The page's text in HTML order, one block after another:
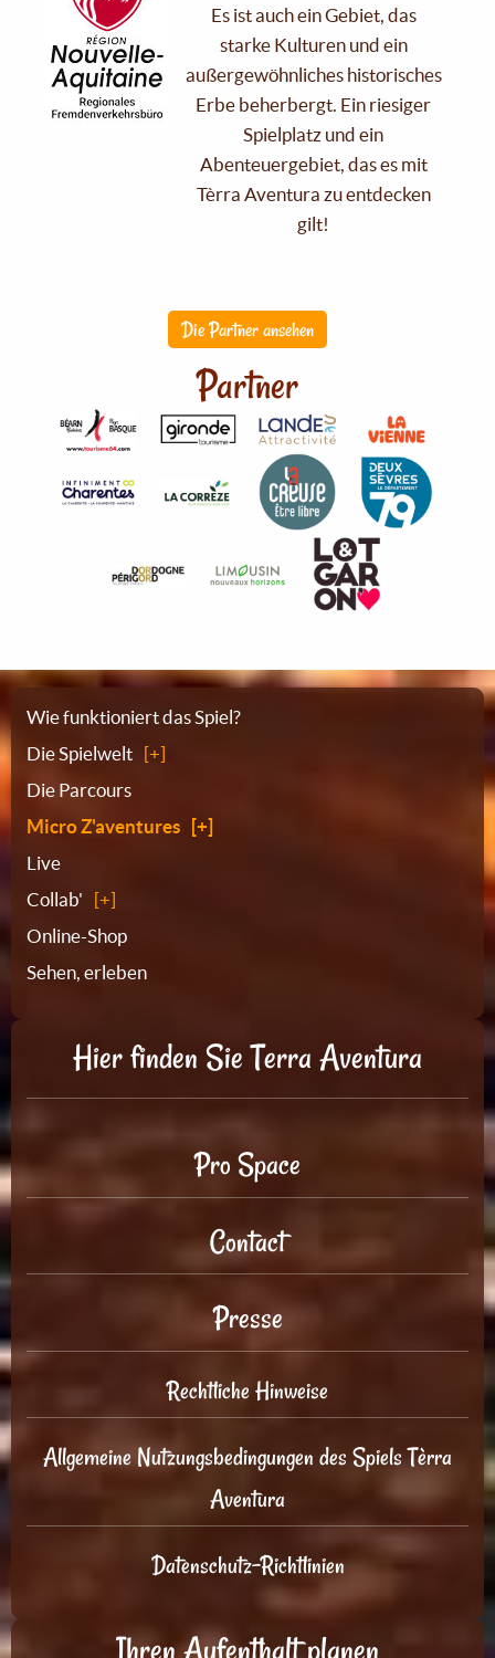
Es ist auch ein Gebiet, das
starke Kulturen und ein
außergewöhnliches historisches
Erbe beherbergt. Ein riesiger
Spielplatz und ein
Abenteuergebiet, das es mit
Tèrra Aventura zu entdecken
gilt!
Die Partner ansehen
Partner
Sitemap
Wie funktioniert das Spiel?
Die Spielwelt
Die Parcours
Micro Z'aventures
Live
Collab'
Online-Shop
Sehen, erleben
Hier finden Sie Terra Aventura
Pro Space
Contact
Presse
Rechtliche Hinweise
Allgemeine Nutzungsbedingungen des Spiels Tèrra
Aventura
Datenschutz-Richtlinien